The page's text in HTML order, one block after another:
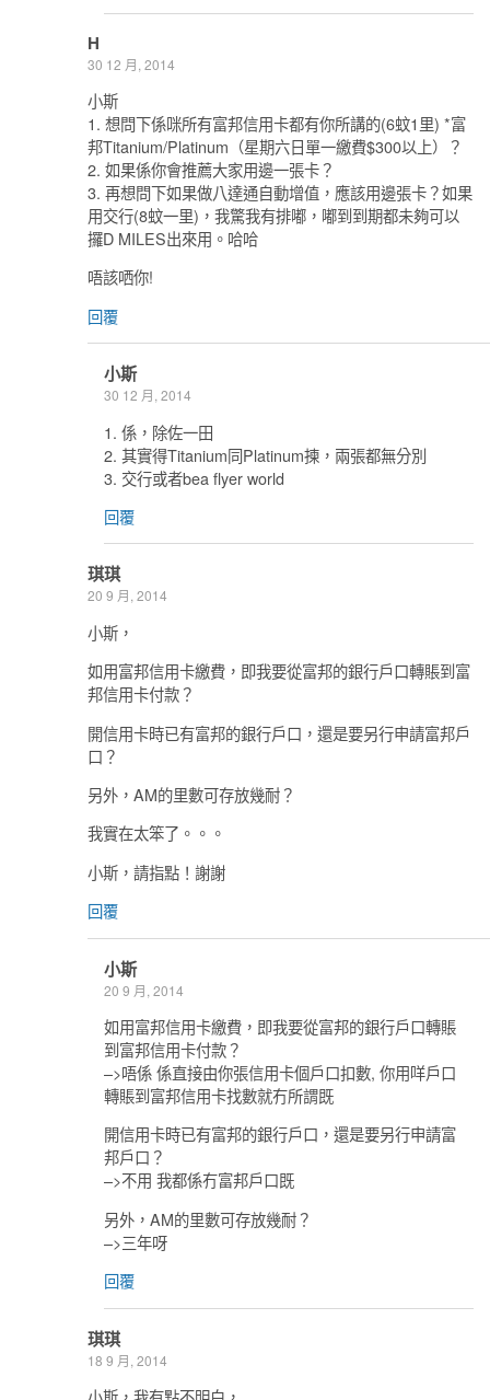
H
30 12 月, 2014
小斯
1. 想問下係咪所有富邦信用卡都有你所講的(6蚊1里) *富
邦Titanium/Platinum（星期六日單一繳費$300以上）？
2. 如果係你會推薦大家用邊一張卡？
3. 再想問下如果做八達通自動增值，應該用邊張卡？如果
用交行(8蚊一里)，我驚我有排嘟，嘟到到期都未夠可以
攞D MILES出來用。哈哈
唔該哂你!
回覆
小斯
30 12 月, 2014
1. 係，除佐一田
2. 其實得Titanium同Platinum揀，兩張都無分別
3. 交行或者bea flyer world
回覆
琪琪
20 9 月, 2014
小斯，
如用富邦信用卡繳費，即我要從富邦的銀行戶口轉賬到富
邦信用卡付款？
開信用卡時已有富邦的銀行戶口，還是要另行申請富邦戶
口？
另外，AM的里數可存放幾耐？
我實在太笨了。。。
小斯，請指點！謝謝
回覆
小斯
20 9 月, 2014
如用富邦信用卡繳費，即我要從富邦的銀行戶口轉賬
到富邦信用卡付款？
–>唔係 係直接由你張信用卡個戶口扣數, 你用咩戶口
轉賬到富邦信用卡找數就冇所謂既
開信用卡時已有富邦的銀行戶口，還是要另行申請富
邦戶口？
–>不用 我都係冇富邦戶口既
另外，AM的里數可存放幾耐？
–>三年呀
回覆
琪琪
18 9 月, 2014